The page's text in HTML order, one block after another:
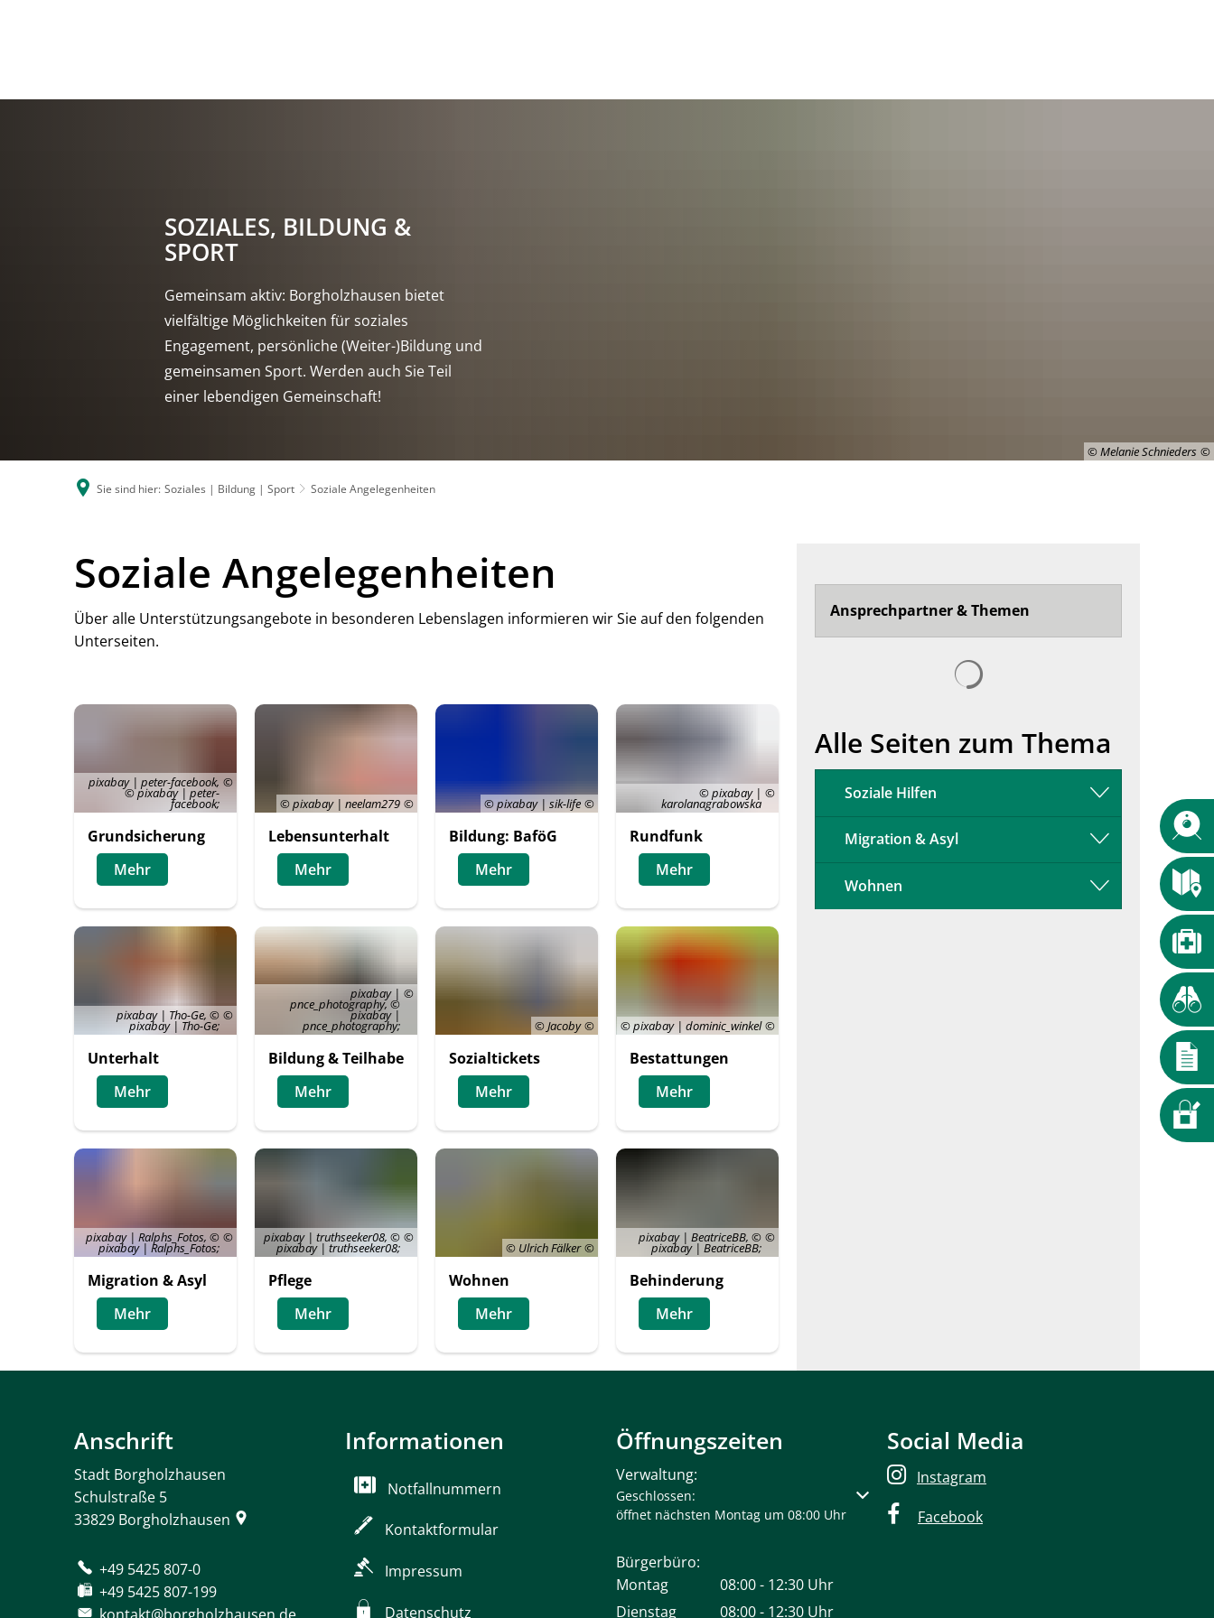
© Melanie Schnieders
SOZIALES, BILDUNG &
SPORT
Gemeinsam aktiv: Borgholzhausen bietet
vielfältige Möglichkeiten für soziales
Engagement, persönliche (Weiter-)Bildung und
gemeinsamen Sport. Werden auch Sie Teil
einer lebendigen Gemeinschaft!
Sie sind hier: Soziales | Bildung | Sport Soziale Angelegenheiten
Soziale Angelegenheiten
Über alle Unterstützungsangebote in besonderen Lebenslagen informieren wir Sie auf den folgenden
Unterseiten.
pixabay | peter-facebook,
© pixabay | peter-
facebook;
Grundsicherung
Mehr
© pixabay | neelam279
Lebensunterhalt
Mehr
© pixabay | sik-life
Bildung: BaföG
Mehr
© pixabay |
karolanagrabowska
Rundfunk
Mehr
pixabay | Tho-Ge, ©
pixabay | Tho-Ge;
Unterhalt
Mehr
pixabay |
pnce_photography, ©
pixabay |
pnce_photography;
Bildung & Teilhabe
Mehr
© Jacoby
Sozialtickets
Mehr
© pixabay | dominic_winkel
Bestattungen
Mehr
pixabay | Ralphs_Fotos, ©
pixabay | Ralphs_Fotos;
Migration & Asyl
Mehr
pixabay | truthseeker08, ©
pixabay | truthseeker08;
Pflege
Mehr
© Ulrich Fälker
Wohnen
Mehr
pixabay | BeatriceBB, ©
pixabay | BeatriceBB;
Behinderung
Mehr
Ansprechpartner & Themen
Alle Seiten zum Thema
Soziale Hilfen
Migration & Asyl
Wohnen
Anschrift
Stadt Borgholzhausen
Schulstraße 5
33829 Borgholzhausen
+49 5425 807-0
+49 5425 807-199
Informationen
Notfallnummern
Kontaktformular
Impressum
Datenschutz
Öffnungszeiten
Verwaltung:
Klicken, um weitere Öffnungs- oder Schließzeiten auszublenden
Geschlossen:
öffnet nächsten Montag um 08:00 Uhr
Bürgerbüro:
Montag
08:00- 12:30 Uhr
Von 08:00 bis 12:30 Uhr
Dienstag 08:00- 12:30 Uhr
Social Media
Instagram
Facebook